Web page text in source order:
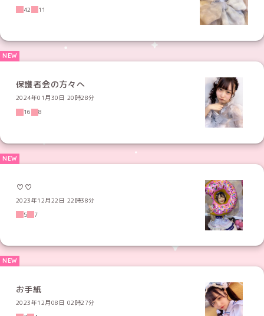
42
11
保護者会の方々へ
2024年01月30日 20時28分
16
8
♡♡
2023年12月22日 22時38分
5
7
お手紙
2023年12月08日 02時27分